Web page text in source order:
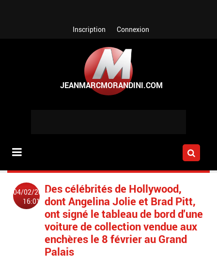
Inscription Connexion
04/02/2018
16:01
Des célébrités de Hollywood,
dont Angelina Jolie et Brad Pitt,
ont signé le tableau de bord d'une
voiture de collection vendue aux
enchères le 8 février au Grand
Palais